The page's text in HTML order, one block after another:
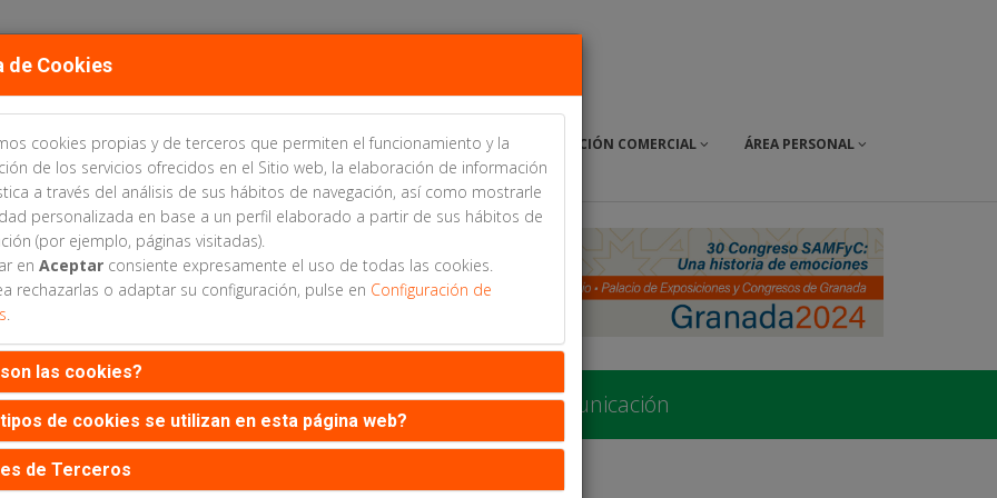
de Cookies
cookies propias y de terceros que permiten el funcionamiento y la
de los servicios ofrecidos en el Sitio web, la elaboración de información
a través del análisis de sus hábitos de navegación, así como mostrarle
personalizada en base a un perfil elaborado a partir de sus hábitos de
(por ejemplo, páginas visitadas).
en Aceptar consiente expresamente el uso de todas las cookies.
rechazarlas o adaptar su configuración, pulse en Configuración de
.
las cookies?
de cookies se utilizan en esta página web?
de Terceros
ÁREA CIENTÍFICA INSCRIPCIONES ALOJAMIENTO EXPOSICIÓN COMERCIAL ÁREA PERSONAL
necesario estar inscrito al congreso para enviar tu comunicación